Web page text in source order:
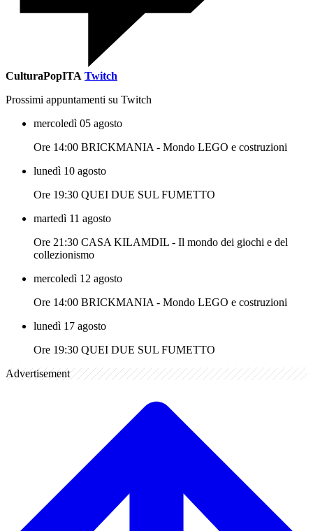
CulturaPopITA Twitch
Prossimi appuntamenti su Twitch
mercoledì 05 agosto
Ore 14:00 BRICKMANIA - Mondo LEGO e costruzioni
lunedì 10 agosto
Ore 19:30 QUEI DUE SUL FUMETTO
martedì 11 agosto
Ore 21:30 CASA KILAMDIL - Il mondo dei giochi e del
collezionismo
mercoledì 12 agosto
Ore 14:00 BRICKMANIA - Mondo LEGO e costruzioni
lunedì 17 agosto
Ore 19:30 QUEI DUE SUL FUMETTO
Advertisement